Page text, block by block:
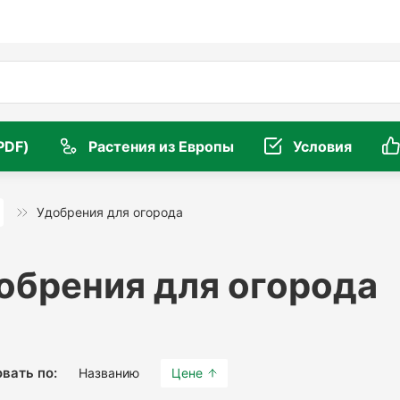
Растения из Европы Условия
Удобрения для огорода
для огорода
по: Названию Цене